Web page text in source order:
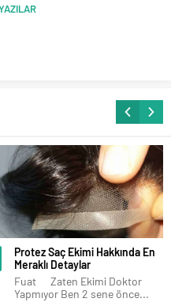
Protez Saç Ekimi Hakkında En
Meraklı Detaylar
Fuat Zaten Ekimi Doktor
Yapmıyor Ben 2 sene önce...